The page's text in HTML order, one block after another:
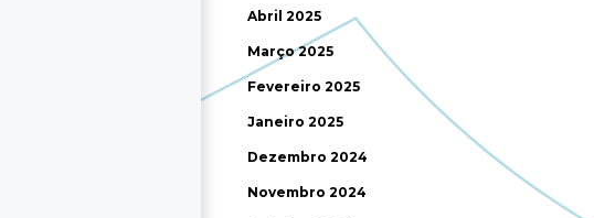
Abril 2025
Março 2025
Fevereiro 2025
Janeiro 2025
Dezembro 2024
Novembro 2024